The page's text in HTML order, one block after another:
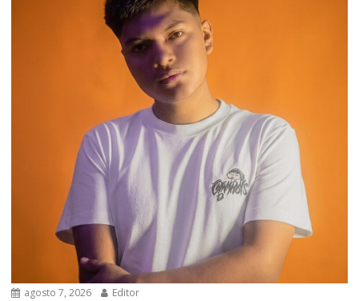
agosto 7, 2026 Editor